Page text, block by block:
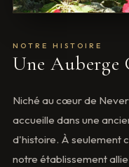
NOTRE HISTOIRE
Une Auberge
Niché au cœur de
accueille dans une
d'histoire. À seulement
notre établissement